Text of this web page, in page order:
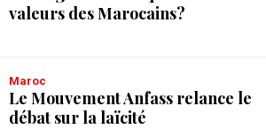
valeurs des Marocains?
Maroc
Le Mouvement Anfass relance le
débat sur la laïcité